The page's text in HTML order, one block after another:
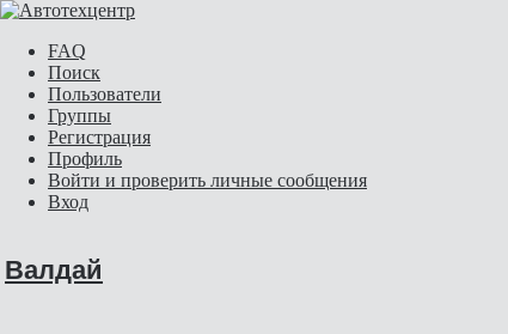
FAQ
Поиск
Пользователи
Группы
Регистрация
Профиль
Войти и проверить личные сообщения
Вход
Валдай